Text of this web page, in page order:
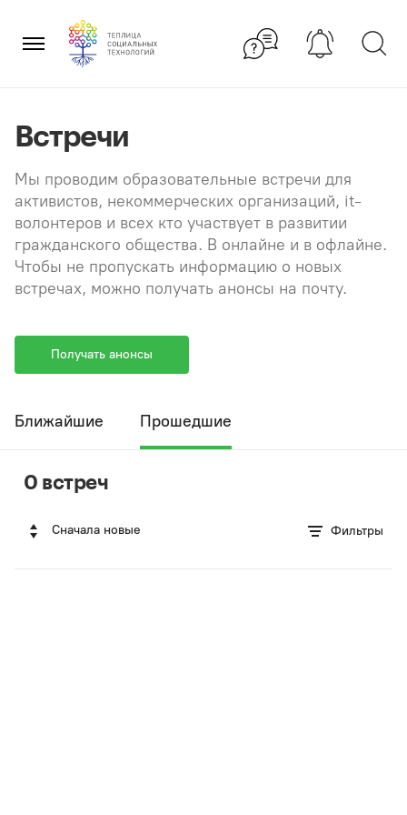
содержанию
×
Встречи
Мы проводим образовательные встречи для
активистов, некоммерческих организаций, it-
волонтеров и всех кто участвует в развитии
гражданского общества. В онлайне и в офлайне.
Чтобы не пропускать информацию о новых
встречах, можно получать анонсы на почту.
Получать анонсы
Ближайшие Прошедшие
0 встреч
Сначала новые Фильтры